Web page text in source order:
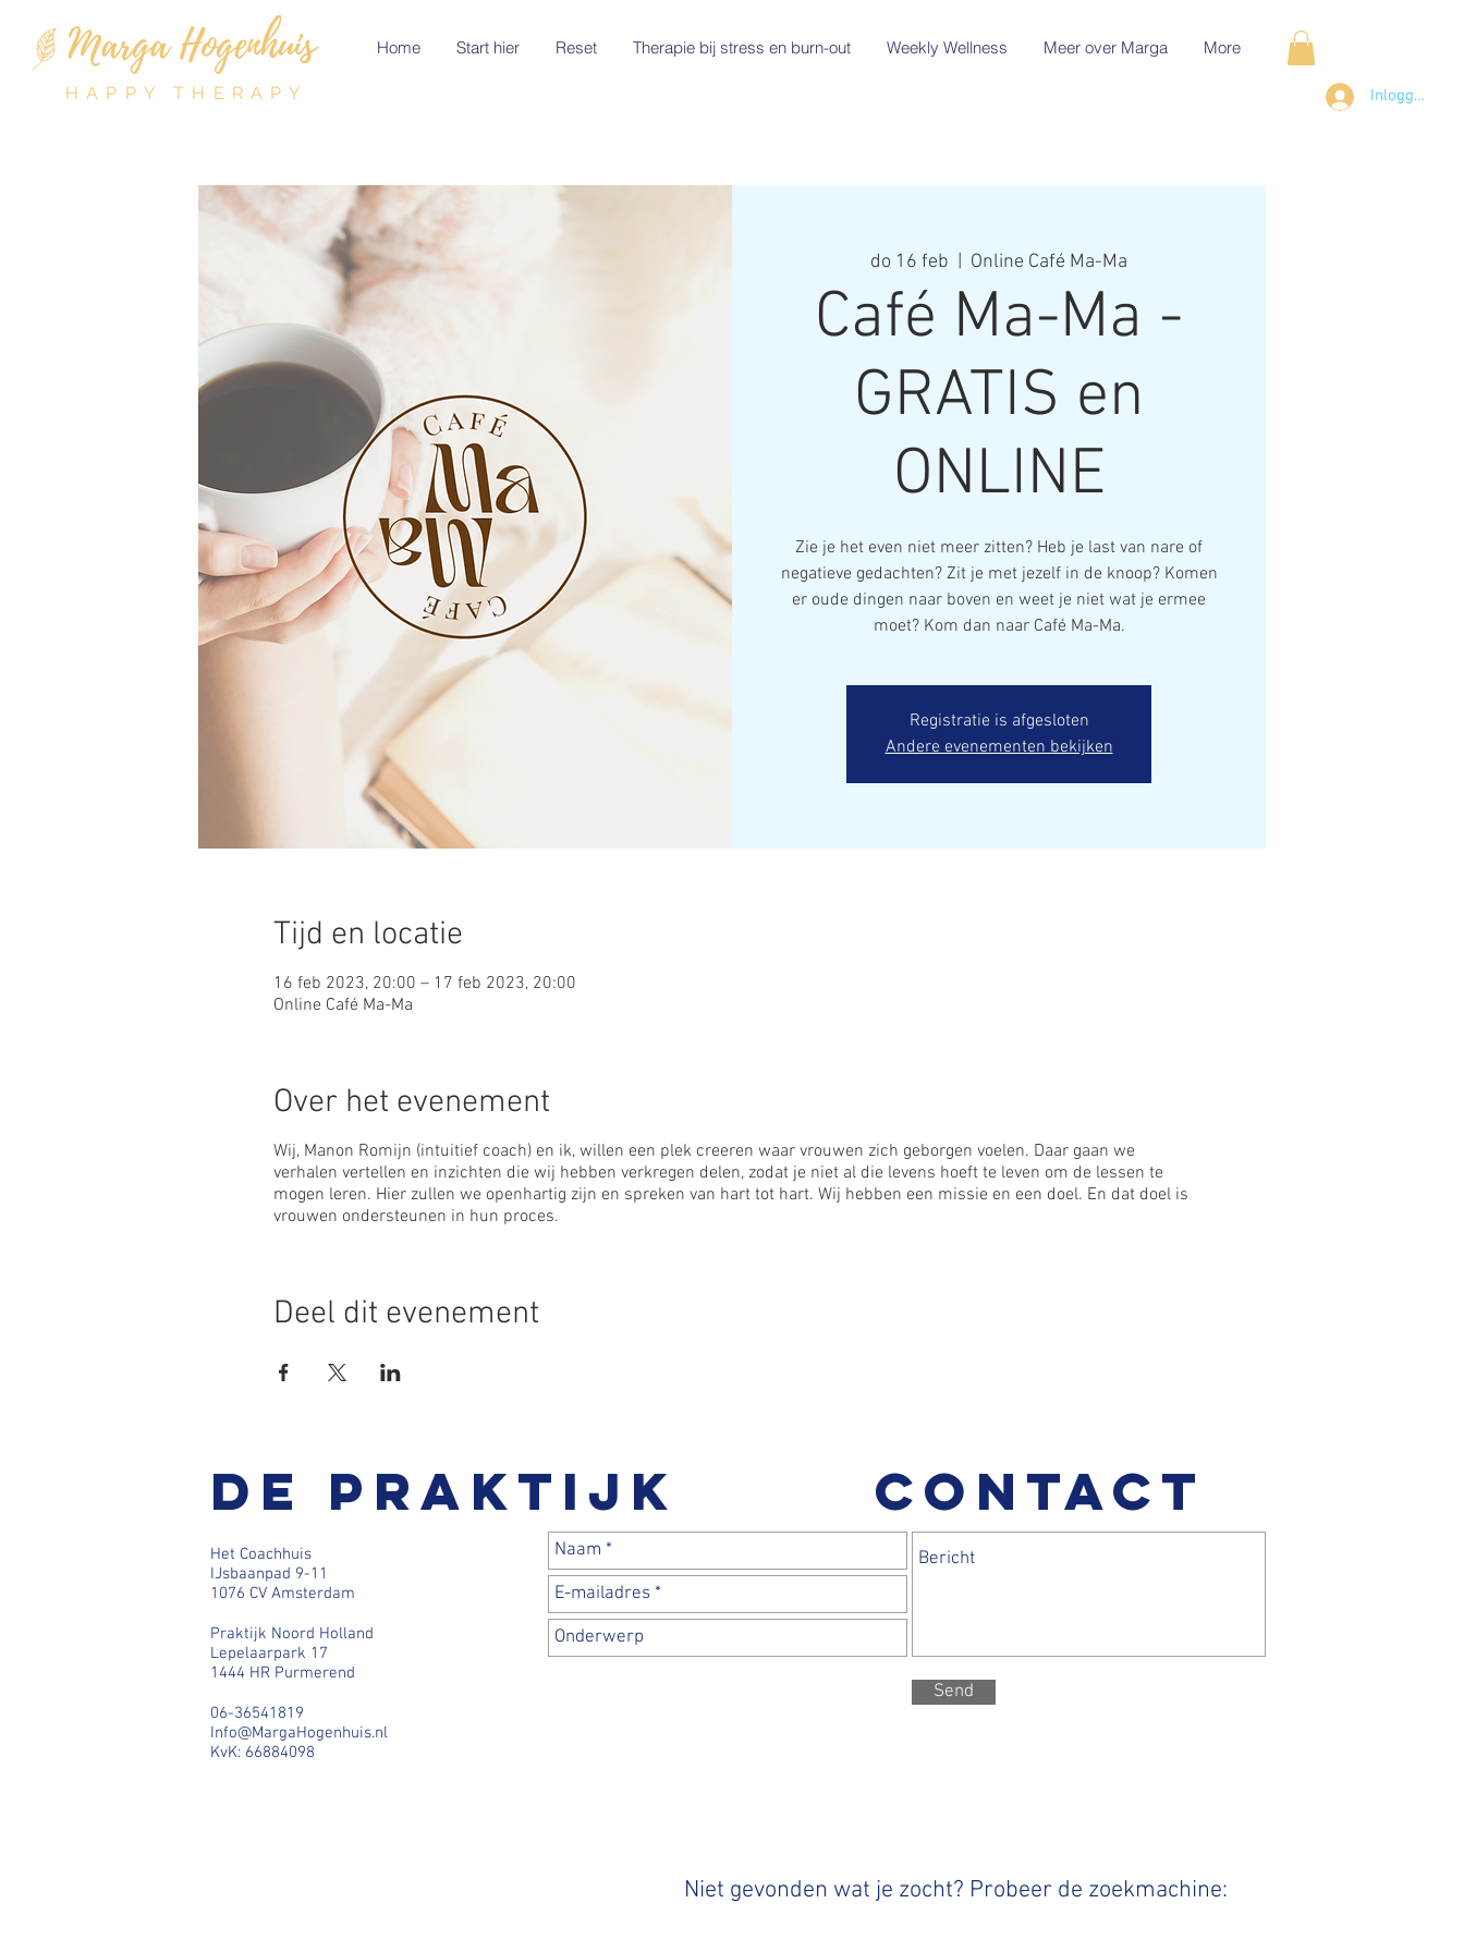
HAPPY THERAPY
Home Start hier Reset Therapie bij stress en burn-out Weekly Wellness Meer over Marga More
Inloggen
do 16 feb
  |
Online Café Ma-Ma
Café Ma-Ma -
GRATIS en
ONLINE
Zie je het even niet meer zitten? Heb je last van nare of
negatieve gedachten? Zit je met jezelf in de knoop? Komen
er oude dingen naar boven en weet je niet wat je ermee
moet? Kom dan naar Café Ma-Ma.
Registratie is afgesloten
Andere evenementen bekijken
Tijd en locatie
16 feb 2023, 20:00 – 17 feb 2023, 20:00
Online Café Ma-Ma
Over het evenement
Wij, Manon Romijn (intuitief coach) en ik, willen een plek creeren waar vrouwen zich geborgen voelen. Daar gaan we
verhalen vertellen en inzichten die wij hebben verkregen delen, zodat je niet al die levens hoeft te leven om de lessen te
mogen leren. Hier zullen we openhartig zijn en spreken van hart tot hart. Wij hebben een missie en een doel. En dat doel is
vrouwen ondersteunen in hun proces.
Deel dit evenement
De praktijk CONTACT
Het Coachhuis
IJsbaanpad 9-11
1076 CV Amsterdam
Praktijk Noord Holland
Lepelaarpark 17
1444 HR Purmerend
06-36541819
Info@MargaHogenhuis.nl
KvK: 66884098
Send
Niet gevonden wat je zocht? Probeer de zoekmachine: